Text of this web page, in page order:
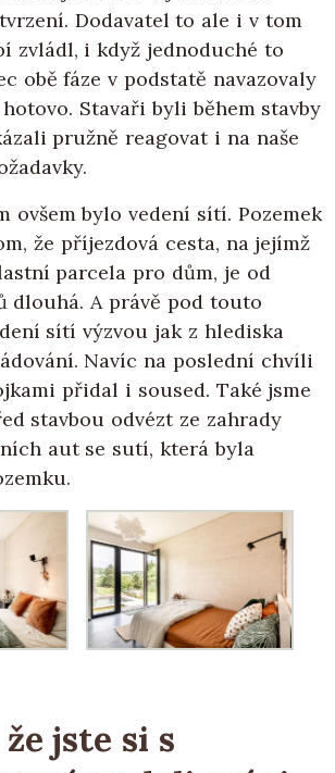
Dodavatel to ale i v tom
zvládl, i když jednoduché to
obě fáze v podstatě navazovaly
Stavaři byli během stavby
pružně reagovat i na naše
ovšem bylo vedení sítí. Pozemek
že příjezdová cesta, na jejímž
parcela pro dům, je od
dlouhá. A právě pod touto
sítí výzvou jak z hlediska
Navíc na poslední chvíli
přidal i soused. Také jsme
stavbou odvézt ze zahrady
aut se sutí, která byla
jste si s